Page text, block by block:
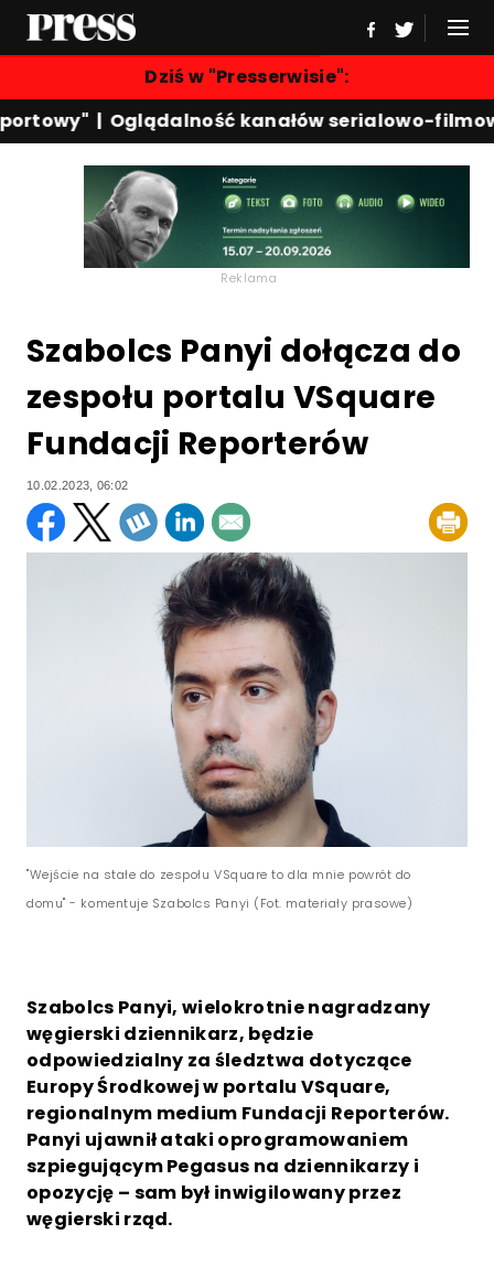
Dziś w "Presserwisie":
|Oglądalność kanałów serialowo-
Reklama
Szabolcs Panyi dołącza do
zespołu portalu VSquare
Fundacji Reporterów
10.02.2023, 06:02
"Wejście na stałe do zespołu VSquare to dla mnie powrót do
domu" - komentuje Szabolcs Panyi (Fot. materiały prasowe)
Szabolcs Panyi, wielokrotnie nagradzany
węgierski dziennikarz, będzie
odpowiedzialny za śledztwa dotyczące
Europy Środkowej w portalu VSquare,
regionalnym medium Fundacji Reporterów.
Panyi ujawnił ataki oprogramowaniem
szpiegującym Pegasus na dziennikarzy i
opozycję – sam był inwigilowany przez
węgierski rząd.